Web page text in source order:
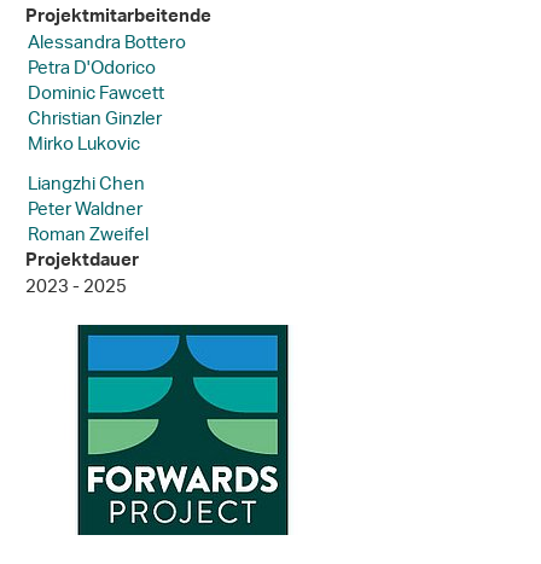
Projektmitarbeitende
Alessandra Bottero
Petra D'Odorico
Dominic Fawcett
Christian Ginzler
Mirko Lukovic
Liangzhi Chen
Peter Waldner
Roman Zweifel
Projektdauer
2023 - 2025